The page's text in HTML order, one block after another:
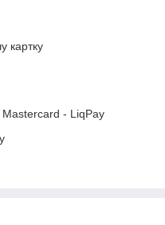
картку
- LiqPay